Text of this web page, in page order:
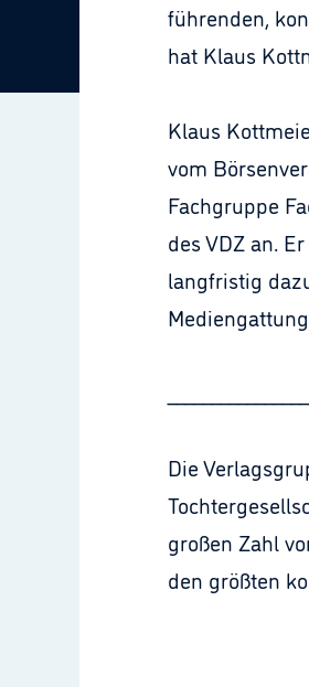
führenden,
hat Klaus
Klaus
vom
Fachgruppe
des VDZ an.
langfristig
Die
großen Zahl
den größten